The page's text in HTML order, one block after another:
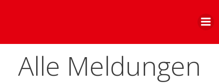
Alle Meldungen